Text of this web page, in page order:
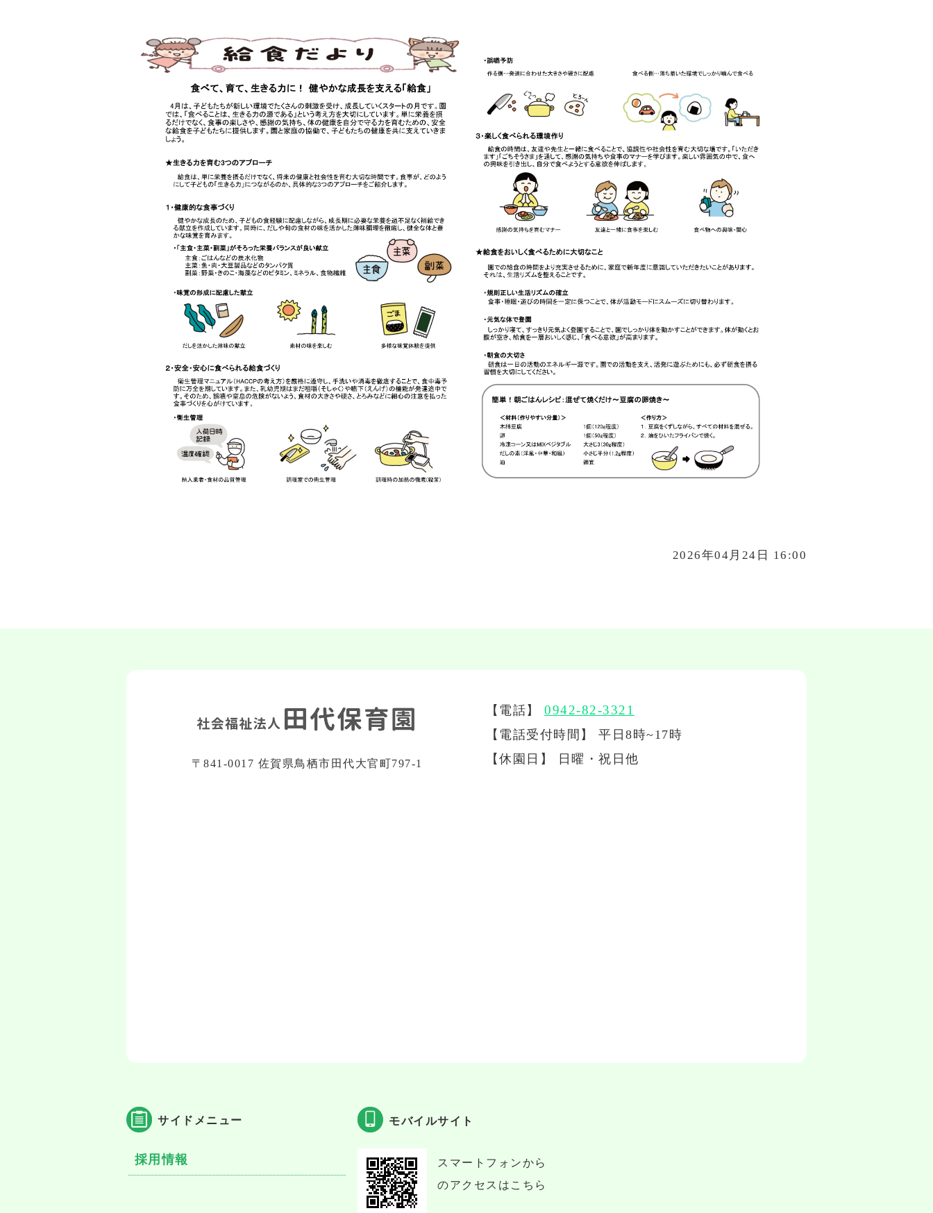
2026年04月24日 16:00
〒841-0017 佐賀県鳥栖市田代大官町797-1
【電話】0942-82-3321
【電話受付時間】 平日8時~17時
【休園日】 日曜・祝日他
サイドメニュー
採用情報
モバイルサイト
スマートフォンから
のアクセスはこちら